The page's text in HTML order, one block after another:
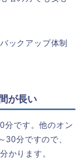
ックアップ体制
が長い
分です。他のオン
30分ですので、
かります。